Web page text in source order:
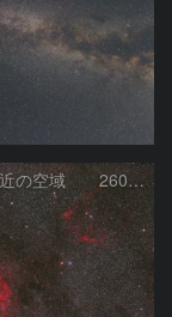
IC1396付近の空域 260720